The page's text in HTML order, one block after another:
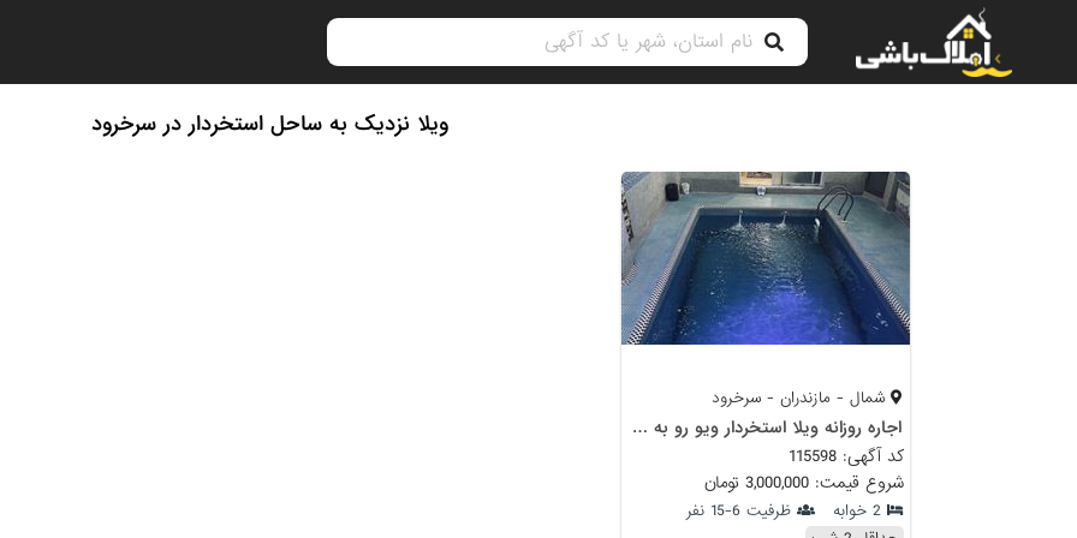
ویلا نزدیک به ساحل استخردار در سرخرود
شمال - مازندران - سرخرود
اجاره روزانه ویلا استخردار ویو رو به شالی
کد آگهی: 115598
شروع قیمت: 3,000,000 تومان
2 خوابه
ظرفیت 6-15 نفر